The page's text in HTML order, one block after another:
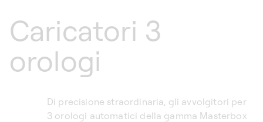
Caricatori 3
orologi
Di precisione straordinaria, gli avvolgitori per
3 orologi automatici della gamma Masterbox